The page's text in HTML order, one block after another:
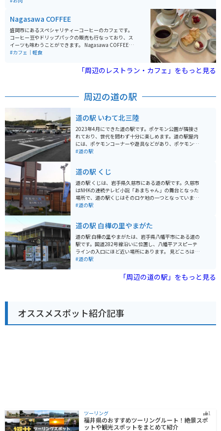
Nagasawa COFFEE
盛岡市にあるスペシャリティーコーヒーのカフェです。
コーヒー豆やドリップパックの販売も行なっており、ス
イーツも味わうことができます。 Nagasawa COFFEEの
魅力は、なんと言ってもオーナー長澤さんの焙煎力で
も有名な方です。また、コーヒー豆やスイーツは、時期
によって入れ替わっていくのも、いつ行っても違った楽
#カフェ｜軽食
「周辺のレストラン・カフェ」をもっと見る
周辺の道の駅
道の駅 いわて北三陸
2023年4月にできた道の駅です。ポケモン公園が隣接さ
れており、世代を問わず十分に楽しめます。道の駅屋内
には、ポケモンコーナーや遊具などがあり、ポケモン好
きにはたまらないスポットです。 フードコートの食事も
ラ「あまちゃん」グッズなどもあり、もちろん特産品も
あるので、買い物も楽しめます。
#道の駅
道の駅 くじ
道の駅 くじは、岩手県久慈市にある道の駅です。久慈市
はNHKの連続テレビ小説「あまちゃん」の舞台となった
場所で、道の駅くじはそのロケ地の一つとなっていま
す。 道の駅くじには、地元でとれた新鮮な魚介類を販売
り、久慈市の郷土料理を楽しむことができます。 バイク
で訪れる際は、道の駅くじには広い駐車場が併設されて
いるので安心です。周辺には、三陸海岸の美しい景色を
楽しめるスポットがたくさんあります。リアス式海岸特
有の入り組んだ海岸線を走るのは、バイク好きにとって
#道の駅
道の駅 白樺の里やまがた
道の駅 白樺の里やまがたは、岩手県八幡平市にある道の
駅です。国道282号線沿いに位置し、八幡平アスピーテ
ラインの入口にほど近い場所にあります。 見どころは、
なんといっても雄大な岩手山と、その麓に広がる広大な
には燃えるような紅葉、冬には真っ白な雪景色と、四季
折々の絶景を楽しむことができます。 特産品としては、
れる方は、駐車場も広く、休憩に最適な場所です。周辺
には、八幡平アスピーテラインや、松川温泉、藤七温泉
など、観光スポットも充実しています。 道の駅 白樺の里
#道の駅
「周辺の道の駅」をもっと見る
オススメスポット紹介記事
ツーリング 1
福井県のおすすめツーリングルート！絶景スポ
ットや観光スポットをまとめて紹介